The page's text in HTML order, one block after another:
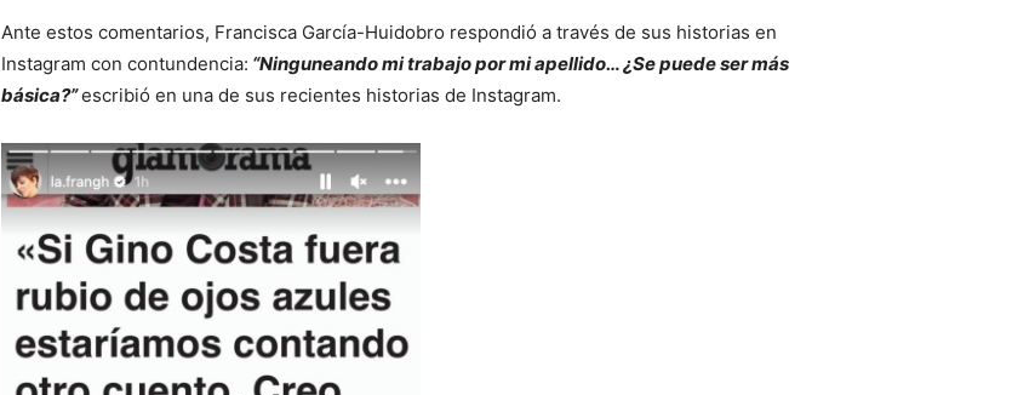
Ante estos comentarios, Francisca García-Huidobro respondió a través de sus historias en
Instagram con contundencia: “Ninguneando mi trabajo por mi apellido… ¿Se puede ser más
básica?”escribió en una de sus recientes historias de Instagram.